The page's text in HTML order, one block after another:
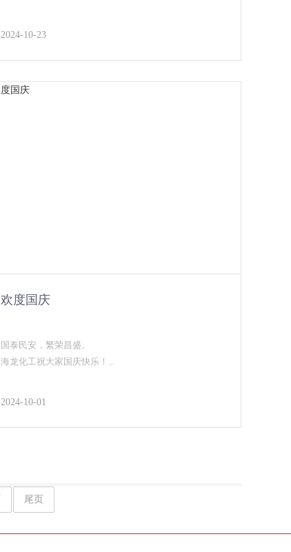
2024-10-23
欢度国庆
国泰民安，繁荣昌盛。
海龙化工祝大家国庆快乐！...
2024-10-01
尾页